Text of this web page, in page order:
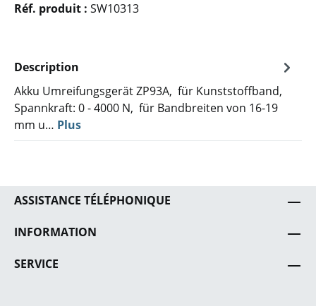
Réf. produit : SW10313
Description
Akku Umreifungsgerät ZP93A, für Kunststoffband,
Spannkraft: 0 - 4000 N, für Bandbreiten von 16-19
mm u… Plus
ASSISTANCE TÉLÉPHONIQUE
INFORMATION
SERVICE